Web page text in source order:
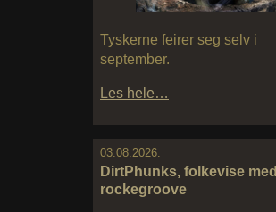
Tyskerne feirer seg selv i
september.
Les hele…
03.08.2026:
DirtPhunks, folkevise med
rockegroove